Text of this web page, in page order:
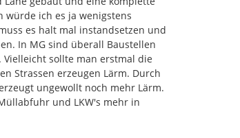
in folgenden Bereichen:
Eickener Höhe
Fg-Querungsstellen im Bereich
ich es ja wenigstens
es halt mal instandsetzen und
In MG sind überall Baustellen
sollte man erstmal die
Strassen erzeugen Lärm. Durch
ungewollt noch mehr Lärm.
und LKW's mehr in